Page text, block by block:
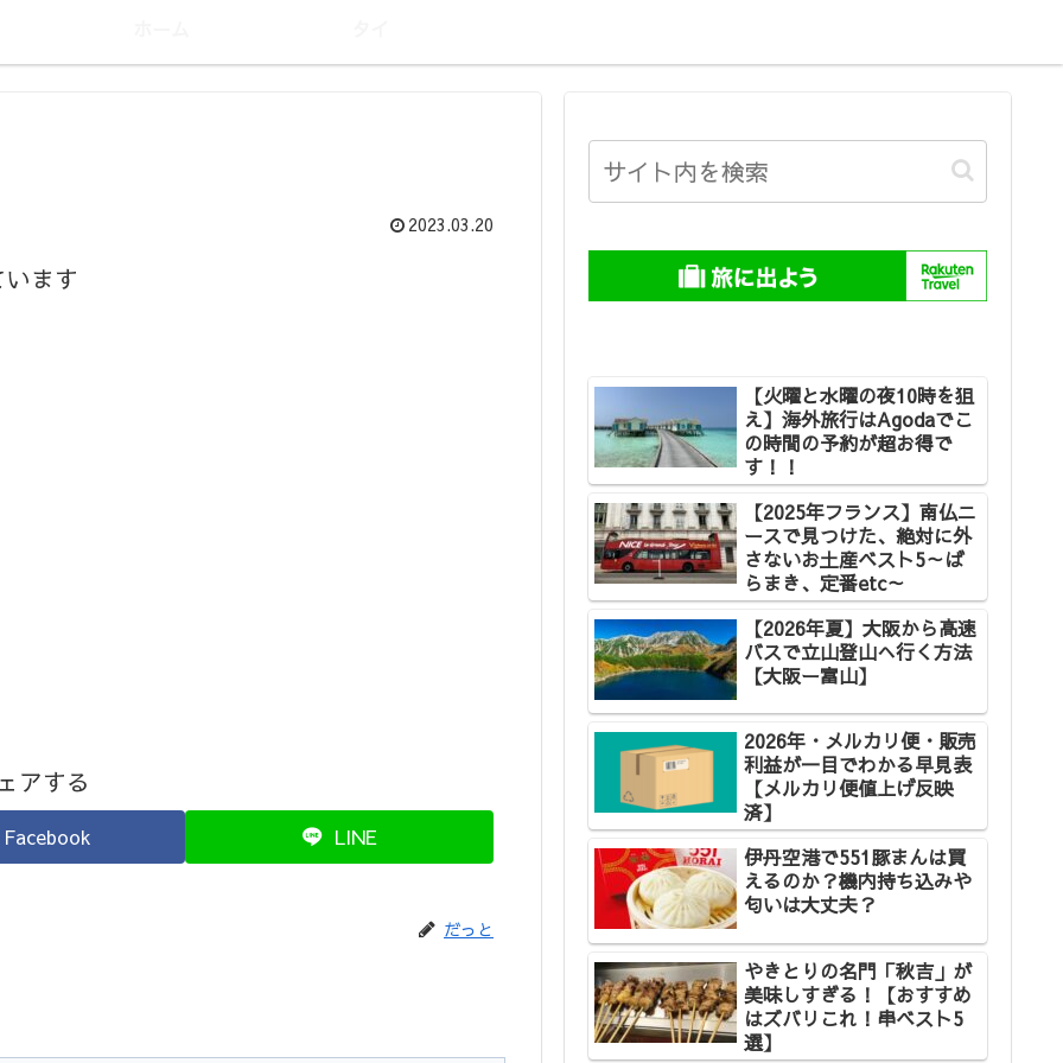
2023.03.20
ます
アする
Facebook LINE
だっと
【火曜と水曜の夜10時を狙
え】海外旅行はAgodaでこ
の時間の予約が超お得で
す！！
【2025年フランス】南仏ニ
ースで見つけた、絶対に外
さないお土産ベスト5～ば
らまき、定番etc～
【2026年夏】大阪から高速
バスで立山登山へ行く方法
【大阪ー富山】
2026年・メルカリ便・販売
利益が一目でわかる早見表
【メルカリ便値上げ反映
済】
伊丹空港で551豚まんは買
えるのか？機内持ち込みや
匂いは大丈夫？
やきとりの名門「秋吉」が
美味しすぎる！【おすすめ
はズバリこれ！串ベスト5
選】